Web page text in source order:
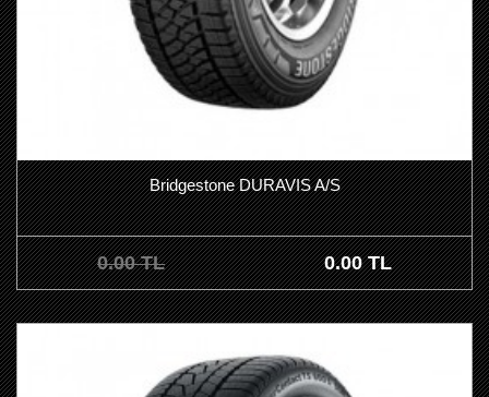
Bridgestone DURAVIS A/S
0.00 TL 0.00 TL